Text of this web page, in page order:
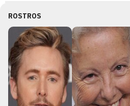
ROSTROS